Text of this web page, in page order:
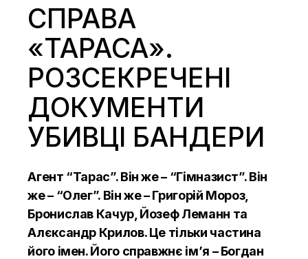
СПРАВА
«ТАРАСА».
РОЗСЕКРЕЧЕНІ
ДОКУМЕНТИ
УБИВЦІ БАНДЕРИ
Агент “Тарас”. Він же – “Гімназист”. Він
же – “Олег”. Він же – Григорій Мороз,
Бронислав Качур, Йозеф Леманн та
Алєксандр Крилов. Це тільки частина
його імен. Його справжнє ім’я – Богдан